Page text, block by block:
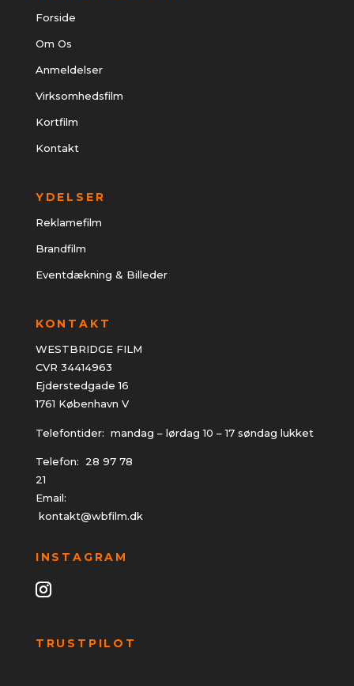
Forside
Om Os
Anmeldelser
Virksomhedsfilm
Kortfilm
Kontakt
YDELSER
Reklamefilm
Brandfilm
Eventdækning & Billeder
KONTAKT
WESTBRIDGE FILM
CVR 34414963
Ejderstedgade 16
1761 København V
Telefontider: mandag – lørdag 10 – 17 søndag lukket
Telefon: 28 97 78
21
Email:
kontakt@wbfilm.dk
INSTAGRAM
TRUSTPILOT